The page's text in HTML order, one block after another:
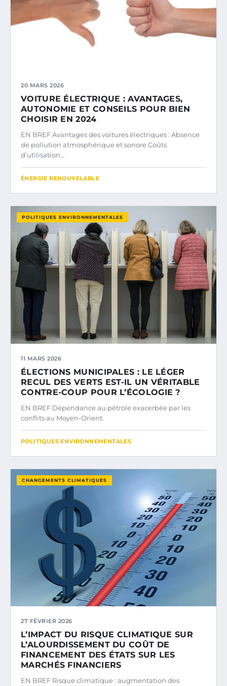
20 MARS 2026
VOITURE ÉLECTRIQUE : AVANTAGES,
AUTONOMIE ET CONSEILS POUR BIEN
CHOISIR EN 2024
EN BREF Avantages des voitures électriques : Absence
de pollution atmosphérique et sonore Coûts
d’utilisation…
ÉNERGIE RENOUVELABLE
POLITIQUES ENVIRONNEMENTALES
11 MARS 2026
ÉLECTIONS MUNICIPALES : LE LÉGER
RECUL DES VERTS EST-IL UN VÉRITABLE
CONTRE-COUP POUR L’ÉCOLOGIE ?
EN BREF Dépendance au pétrole exacerbée par les
conflits au Moyen-Orient.
POLITIQUES ENVIRONNEMENTALES
CHANGEMENTS CLIMATIQUES
27 FÉVRIER 2026
L’IMPACT DU RISQUE CLIMATIQUE SUR
L’ALOURDISSEMENT DU COÛT DE
FINANCEMENT DES ÉTATS SUR LES
MARCHÉS FINANCIERS
EN BREF Risque climatique : augmentation des